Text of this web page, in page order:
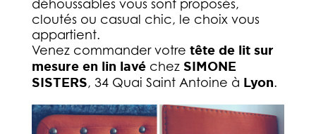
déhoussables vous sont proposés,
cloutés ou casual chic, le choix vous
appartient.
Venez commander votre tête de lit sur
mesure en lin lavéchez SIMONE
SISTERS, 34 Quai Saint Antoine à Lyon.